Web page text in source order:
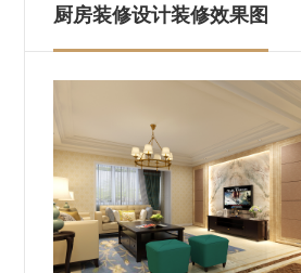
厨房装修设计装修效果图